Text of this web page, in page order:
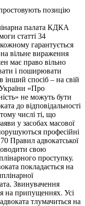
позицію
палата КДКА
статті 34
гарантується
вільне вираження
має право вільно
і поширювати
спосіб – на свій
«Про
не можуть бути
до відповідальності
числі ті, що
у засобах масової
професійні
Правил адвокатської
свою
проступку.
покладається на
Звинувачення
на припущеннях. Усі
тлумачиться на